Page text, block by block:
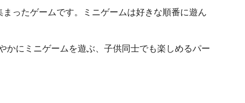
ったゲームです。ミニゲームは好きな順番に遊ん
にミニゲームを遊ぶ、子供同士でも楽しめるパー